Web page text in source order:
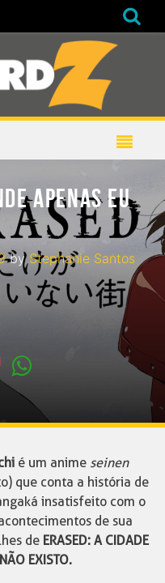
APENAS EU
by Stephanie Santos
é um anime seinen
que conta a história de
insatisfeito com o
de sua
de ERASED: A CIDADE
EXISTO.